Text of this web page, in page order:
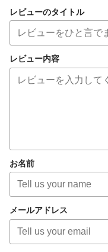
レビューのタイトル
レビュー内容
お名前
メールアドレス